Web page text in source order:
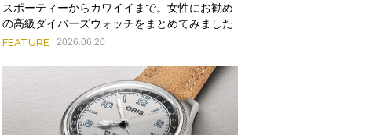
スポーティーからカワイイまで。女性にお勧め
の高級ダイバーズウォッチをまとめてみました
FEATURE 2026.06.20